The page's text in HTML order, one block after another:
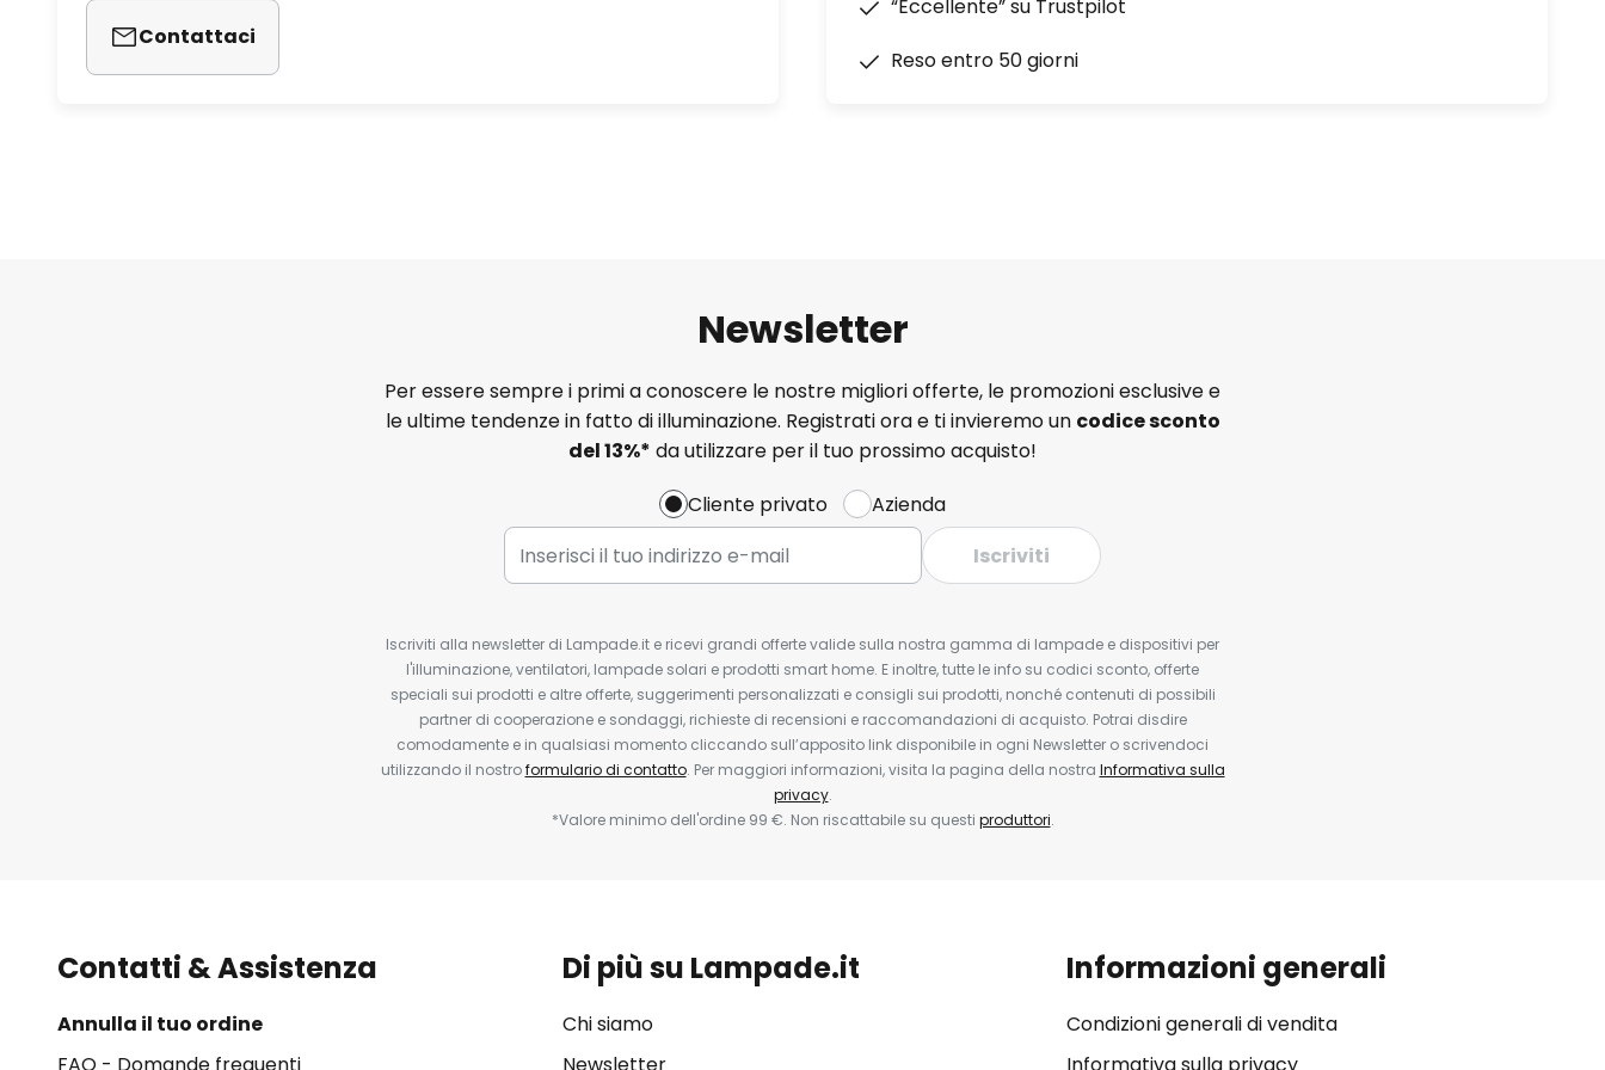
Contattaci
“Eccellente” su Trustpilot
Reso entro 50 giorni
Newsletter
Per essere sempre i primi a conoscere le nostre migliori offerte, le promozioni esclusive e
le ultime tendenze in fatto di illuminazione. Registrati ora e ti invieremo un codice sconto
del13%* da utilizzare per il tuo prossimo acquisto!
Cliente privato
Azienda
Iscriviti
Iscriviti alla newsletter di Lampade.it e ricevi grandi offerte valide sulla nostra gamma di lampade e dispositivi per
l'illuminazione, ventilatori, lampade solari e prodotti smart home. E inoltre, tutte le info su codici sconto, offerte
speciali sui prodotti e altre offerte, suggerimenti personalizzati e consigli sui prodotti, nonché contenuti di possibili
partner di cooperazione e sondaggi, richieste di recensioni e raccomandazioni di acquisto. Potrai disdire
comodamente e in qualsiasi momento cliccando sull’apposito link disponibile in ogni Newsletter o scrivendoci
utilizzando il nostroformulario di contatto. Per maggiori informazioni, visita la pagina della nostra Informativa sulla
privacy.
*Valore minimo dell'ordine 99 €. Non riscattabile su questi produttori.
Contatti & Assistenza
Annulla il tuo ordine
Di più su Lampade.it
Chi siamo
Informazioni generali
Condizioni generali di vendita